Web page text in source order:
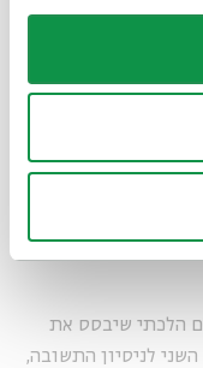
זה הוא שהביא
זה נדחה, מפני
משמעותי
(שינה בבגדים),
הלכתי שיבסס את
לניסיון התשובה,